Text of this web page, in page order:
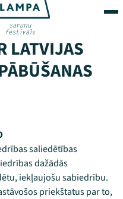
LATVIJAS
saliedētības
dažādās
iekļaujošu sabiedrību.
priekštatus par to,